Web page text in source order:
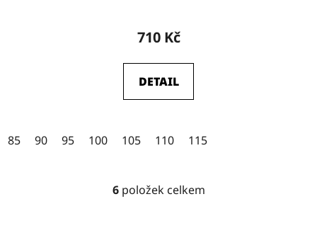
hodnocení
je
5,0
hvězdiček.
710 Kč
DETAIL
85 90 95 100 105 110 115
O
6položek celkem